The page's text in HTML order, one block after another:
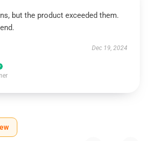
but the product exceeded them.
Dec 19, 2024